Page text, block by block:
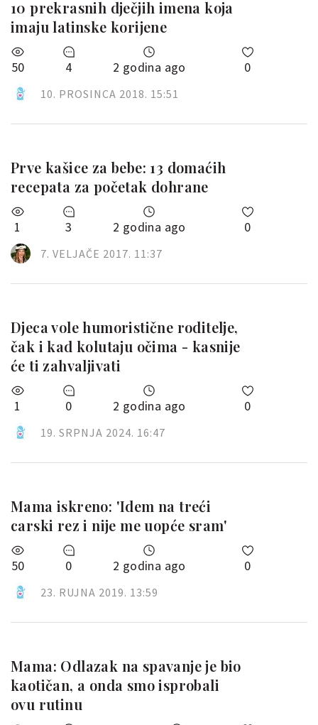
10 prekrasnih dječjih imena koja
imaju latinske korijene
50 4 2 godina ago 0
10. PROSINCA 2018. 15:51
Prve kašice za bebe: 13 domaćih
recepata za početak dohrane
1 3 2 godina ago 0
7. VELJAČE 2017. 11:37
Djeca vole humoristične roditelje,
čak i kad kolutaju očima - kasnije
će ti zahvaljivati
1 0 2 godina ago 0
19. SRPNJA 2024. 16:47
Mama iskreno: 'Idem na treći
carski rez i nije me uopće sram'
50 0 2 godina ago 0
23. RUJNA 2019. 13:59
Mama: Odlazak na spavanje je bio
kaotičan, a onda smo isprobali
ovu rutinu